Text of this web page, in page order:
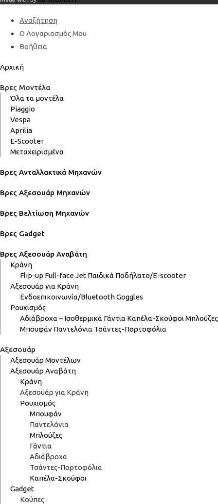
Αναζήτηση
Ο Λογαριασμός Μου
Βοήθεια
Αρχική
Βρες Μοντέλα
Όλα τα μοντέλα
Piaggio
Vespa
Aprilia
E-Scooter
Μεταχειρισμένα
Βρες Ανταλλακτικά Μηχανών
Βρες Αξεσουάρ Μηχανών
Βρες Βελτίωση Μηχανών
Βρες Gadget
Βρες Αξεσουάρ Αναβάτη
Κράνη
Flip-up Full-faceJet Παιδικά Ποδήλατο/E-scooter
Αξεσουάρ για Κράνη
Ενδοεπικοινωνία/BluetoothGoggles
Ρουχισμός
Αδιάβροχα – Ισοθερμικά Γάντια Καπέλα-Σκούφοι Μπλούζες
Μπουφάν Παντελόνια Τσάντες-Πορτοφόλια
Αξεσουάρ
Αξεσουάρ Μοντέλων
Αξεσουάρ Αναβάτη
Κράνη
Αξεσουάρ για Κράνη
Ρουχισμός
Μπουφάν
Παντελόνια
Μπλούζες
Γάντια
Αδιάβροχα
Τσάντες-Πορτοφόλια
Καπέλα-Σκούφοι
Gadget
Κούπες